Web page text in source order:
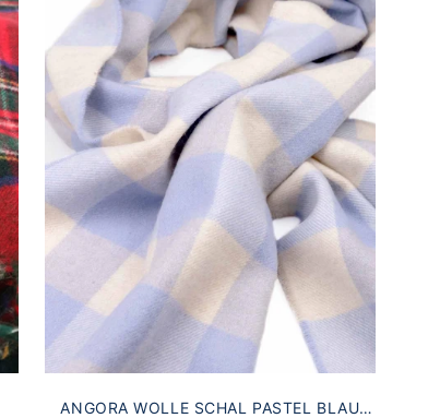
ANGORA WOLLE SCHAL PASTEL BLAU